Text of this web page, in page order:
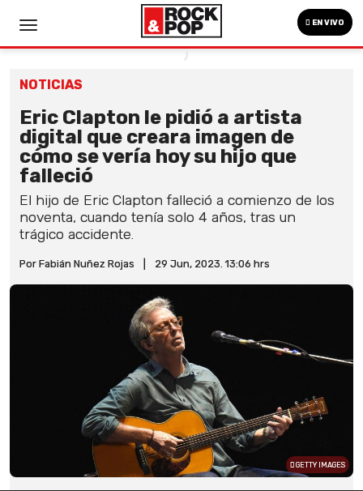
EN VIVO
NOTICIAS
Eric Clapton le pidió a artista
digital que creara imagen de
cómo se vería hoy su hijo que
falleció
El hijo de Eric Clapton falleció a comienzo de los
noventa, cuando tenía solo 4 años, tras un
trágico accidente.
Por Fabián Nuñez Rojas 29 Jun, 2023. 13:06 hrs
GETTY IMAGES